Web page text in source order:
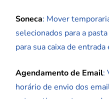
Soneca: Mover
selecionados para a
para sua caixa de
Agendamento de Email:
horário de envio dos